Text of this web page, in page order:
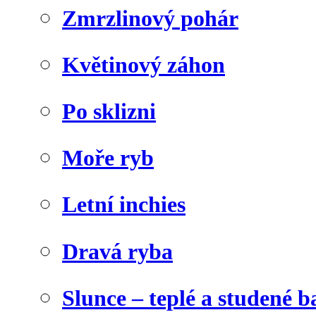
Zmrzlinový pohár
Květinový záhon
Po sklizni
Moře ryb
Letní inchies
Dravá ryba
Slunce – teplé a studené